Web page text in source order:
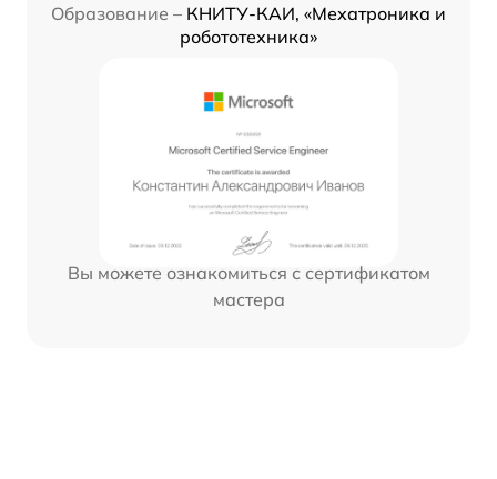
Образование – КНИТУ-КАИ, «Мехатроника и
робототехника»
Вы можете ознакомиться с сертификатом
мастера